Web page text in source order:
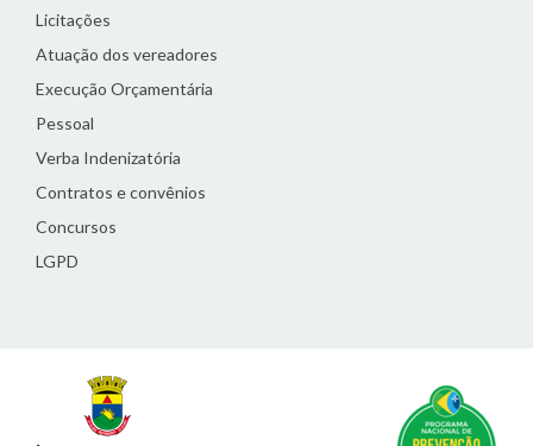
Licitações
Atuação dos vereadores
Execução Orçamentária
Pessoal
Verba Indenizatória
Contratos e convênios
Concursos
LGPD